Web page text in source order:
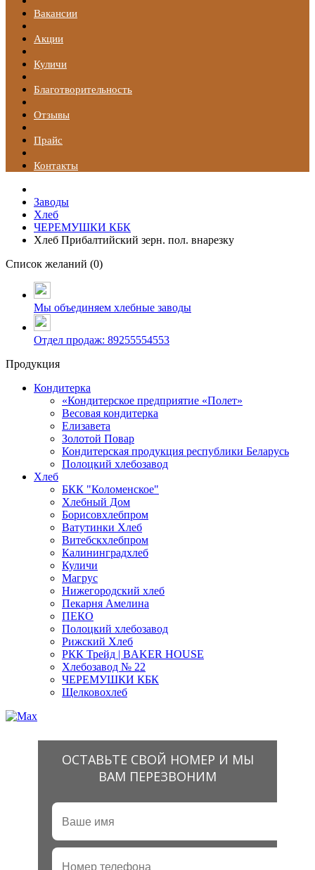
Вакансии
Акции
Куличи
Благотворительность
Отзывы
Прайс
Контакты
Заводы
Хлеб
ЧЕРЕМУШКИ КБК
Хлеб Прибалтийский зерн. пол. внарезку
Список желаний (0)
Мы объединяем хлебные заводы
Отдел продаж: 89255554553
Продукция
Кондитерка
«Кондитерское предприятие «Полет»
Весовая кондитерка
Елизавета
Золотой Повар
Кондитерская продукция республики Беларусь
Полоцкий хлебозавод
Хлеб
БКК "Коломенское"
Хлебный Дом
Борисовхлебпром
Ватутинки Хлеб
Витебскхлебпром
Калининградхлеб
Куличи
Магрус
Нижегородский хлеб
Пекарня Амелина
ПЕКО
Полоцкий хлебозавод
Рижский Хлеб
РКК Трейд | BAKER HOUSE
Хлебозавод № 22
ЧЕРЕМУШКИ КБК
Щелковохлеб
ОСТАВЬТЕ СВОЙ НОМЕР И МЫ
ВАМ ПЕРЕЗВОНИМ